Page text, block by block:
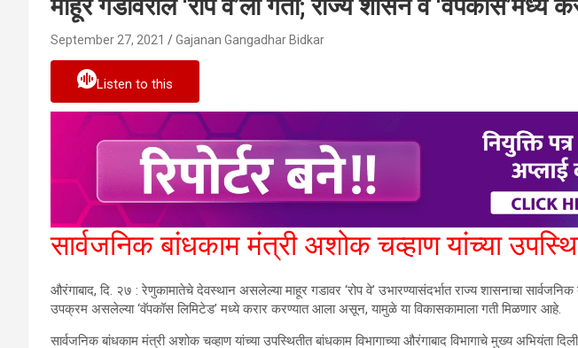
माहूर गडावरील ‘रोप वे’ला गती; राज्य शासन व ‘वॅपकॉस’मध्ये
September 27, 2021 Gajanan Gangadhar Bidkar
Listen to this
सार्वजनिक बांधकाम मंत्री अशोक चव्हाण यांच्या
औरंगाबाद, दि. २७ : रेणुकामातेचे देवस्थान असलेल्या माहूर गडावर ‘रोप वे’ उभारण्यासंदर्भात राज्य शासनाचा
उपक्रम असलेल्या ‘वॅपकॉस लिमिटेड’ मध्ये करार करण्यात आला असून, यामुळे या विकासकामाला गती मिळणार आहे.
सार्वजनिक बांधकाम मंत्री अशोक चव्हाण यांच्या उपस्थितीत बांधकाम विभागाच्या औरंगाबाद विभागाचे मुख्य अभियंता